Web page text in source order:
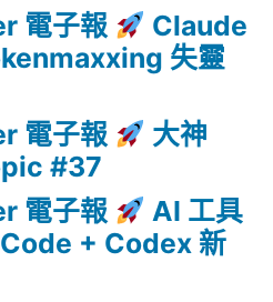
電子報
Claude
失靈
電子報
大神
#37
電子報
AI 工具
+ Codex 新